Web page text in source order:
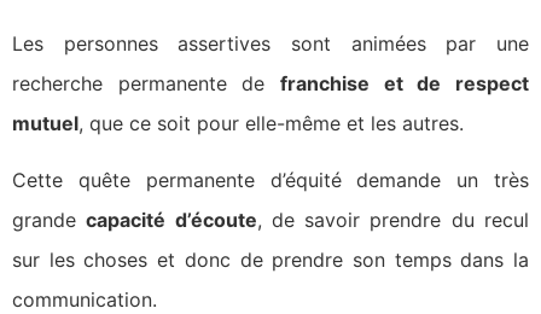
Les personnes assertives sont animées par une
recherche permanente de franchise et de respect
mutuel, que ce soit pour elle-même et les autres.
Cette quête permanente d’équité demande un très
grandecapacité d’écoute, de savoir prendre du recul
sur les choses et donc de prendre son temps dans la
communication.